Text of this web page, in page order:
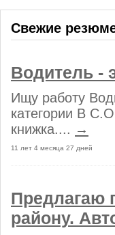
Свежие
Водитель -
Ищу работу
категории В
книжка.... →
11 лет 4 месяца 27 дней
Предлагаю
району.